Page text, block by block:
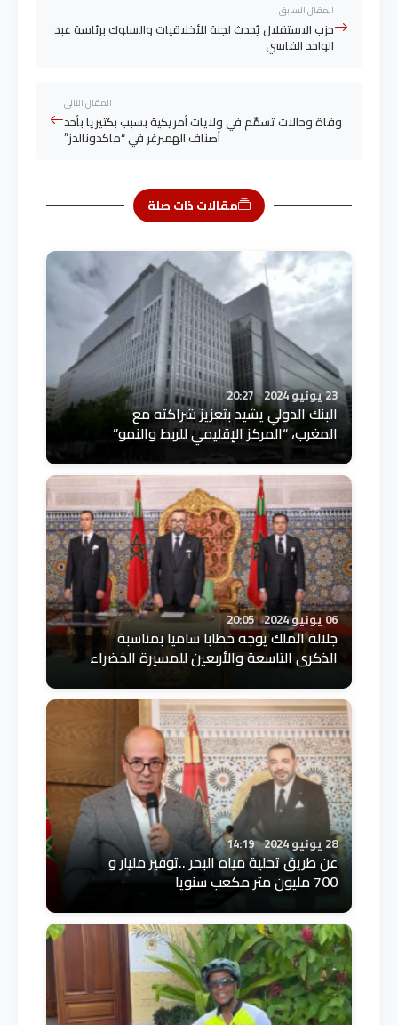
المقال السابق
حزب الاستقلال يُحدث لجنة للأخلاقيات والسلوك برئاسة عبد
الواحد الفاسي
المقال التالي
وفاة وحالات تسمّم في ولايات أمريكية بسبب بكتيريا بأحد
أصناف الهمبرغر في “ماكدونالدز”
مقالات ذات صلة
23 يونيو 2024 20:27
البنك الدولي يشيد بتعزيز شراكته مع
المغرب، “المركز الإقليمي للربط والنمو”
06 يونيو 2024 20:05
جلالة الملك يوجه خطابا ساميا بمناسبة
الذكرى التاسعة والأربعين للمسيرة الخضراء
28 يونيو 2024 14:19
عن طريق تحلية مياه البحر ..توفير مليار و
700 مليون متر مكعب سنويا